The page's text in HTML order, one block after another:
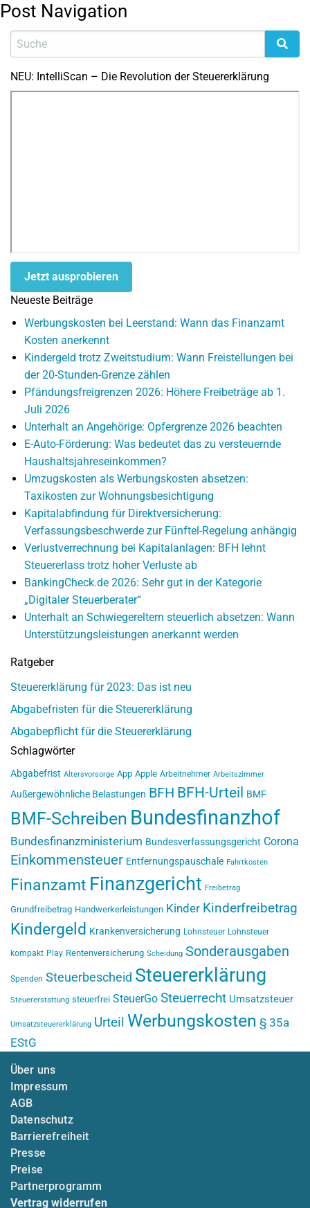
Post Navigation
NEU: IntelliScan – Die Revolution der Steuererklärung
Jetzt ausprobieren
Neueste Beiträge
Werbungskosten bei Leerstand: Wann das Finanzamt
Kosten anerkennt
Kindergeld trotz Zweitstudium: Wann Freistellungen bei
der 20-Stunden-Grenze zählen
Pfändungsfreigrenzen 2026: Höhere Freibeträge ab 1.
Juli 2026
Unterhalt an Angehörige: Opfergrenze 2026 beachten
E-Auto-Förderung: Was bedeutet das zu versteuernde
Haushaltsjahreseinkommen?
Umzugskosten als Werbungskosten absetzen:
Taxikosten zur Wohnungsbesichtigung
Kapitalabfindung für Direktversicherung:
Verfassungsbeschwerde zur Fünftel-Regelung anhängig
Verlustverrechnung bei Kapitalanlagen: BFH lehnt
Steuererlass trotz hoher Verluste ab
BankingCheck.de 2026: Sehr gut in der Kategorie
„Digitaler Steuerberater“
Unterhalt an Schwiegereltern steuerlich absetzen: Wann
Unterstützungsleistungen anerkannt werden
Ratgeber
Steuererklärung für 2023: Das ist neu
Abgabefristen für die Steuererklärung
Abgabepflicht für die Steuererklärung
Schlagwörter
Abgabefrist Altersvorsorge App Apple Arbeitnehmer Arbeitszimmer
Außergewöhnliche Belastungen BFH BFH-Urteil BMF
BMF-Schreiben Bundesfinanzhof
Bundesfinanzministerium Bundesverfassungsgericht Corona
Einkommensteuer Entfernungspauschale Fahrtkosten
Finanzamt Finanzgericht Freibetrag
Grundfreibetrag Handwerkerleistungen Kinder Kinderfreibetrag
Kindergeld Krankenversicherung Lohnsteuer Lohnsteuer
kompakt Play Rentenversicherung Scheidung Sonderausgaben
Spenden Steuerbescheid Steuererklärung
Steuererstattung steuerfrei SteuerGo Steuerrecht Umsatzsteuer
Umsatzsteuererklärung Urteil Werbungskosten § 35a
EStG
Über uns
Impressum
AGB
Datenschutz
Barrierefreiheit
Presse
Preise
Partnerprogramm
Vertrag widerrufen